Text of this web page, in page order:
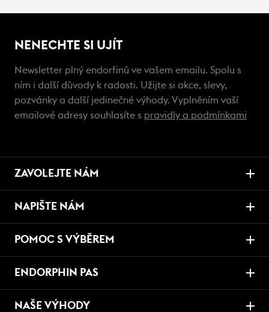
NENECHTE SI UJÍT
Newsletter plný endorfinů ve vašem emailu. Spolu s
ním i další důvody k radosti. Užijte si akce, slevy,
pozvánky a další jedinečné výhody. Vyplněním vaší
emailové adresy souhlasíte s pravidly a podmínkami
ZAVOLEJTE NÁM
NAPIŠTE NÁM
POMOC S VÝBĚREM
ENDORPHIN PAS
NAŠE VÝHODY